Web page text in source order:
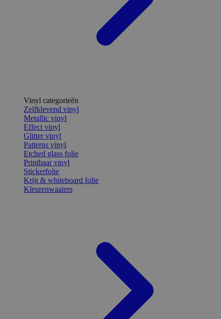
Vinyl categorieën
Zelfklevend vinyl
Metallic vinyl
Effect vinyl
Glitter vinyl
Patterns vinyl
Etched glass folie
Printbaar vinyl
Stickerfolie
Krijt & whiteboard folie
Kleurenwaaiers